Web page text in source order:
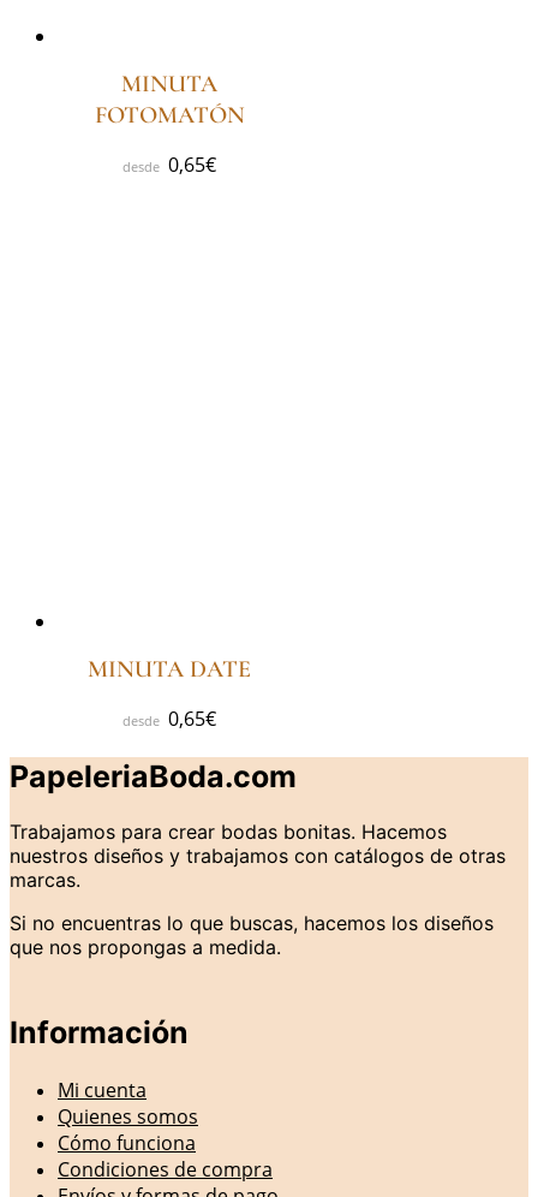
MINUTA
FOTOMATÓN
0,65€
MINUTA DATE
0,65€
PapeleriaBoda.com
Trabajamos para crear bodas bonitas. Hacemos
nuestros diseños y trabajamos con catálogos de otras
marcas.
Si no encuentras lo que buscas, hacemos los diseños
que nos propongas a medida.
Información
Mi cuenta
Quienes somos
Cómo funciona
Condiciones de compra